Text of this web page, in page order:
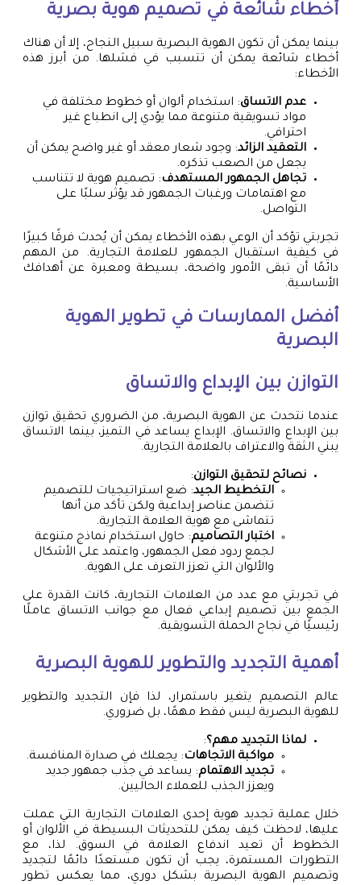
أخطاء شائعة في تصميم هوية بصرية
بينما يمكن أن تكون الهوية البصرية سبيل النجاح، إلا أن هناك
أخطاء شائعة يمكن أن تتسبب في فشلها. من أبرز هذه
الأخطاء:
عدم الاتساق: استخدام ألوان أو خطوط مختلفة في
مواد تسويقية متنوعة مما يؤدي إلى انطباع غير
احترافي.
التعقيد الزائد: وجود شعار معقد أو غير واضح يمكن أن
يجعل من الصعب تذكره.
تجاهل الجمهور المستهدف: تصميم هوية لا تتناسب
مع اهتمامات ورغبات الجمهور قد يؤثر سلبًا على
التواصل.
تجربتي تؤكد أن الوعي بهذه الأخطاء يمكن أن يُحدث فرقًا كبيرًا
في كيفية استقبال الجمهور للعلامة التجارية. من المهم
دائمًا أن تبقى الأمور واضحة، بسيطة ومعبرة عن أهدافك
الأساسية.
أفضل الممارسات في تطوير الهوية
البصرية
التوازن بين الإبداع والاتساق
عندما نتحدث عن الهوية البصرية، من الضروري تحقيق توازن
بين الإبداع والاتساق. الإبداع يساعد في التميز، بينما الاتساق
يبني الثقة والاعتراف بالعلامة التجارية.
نصائح لتحقيق التوازن:
التخطيط الجيد: ضع استراتيجيات للتصميم
تتضمن عناصر إبداعية ولكن تأكد من أنها
تتماشى مع هوية العلامة التجارية.
اختبار التصاميم: حاول استخدام نماذج متنوعة
لجمع ردود فعل الجمهور، واعتمد على الأشكال
والألوان التي تعزز التعرف على الهوية.
في تجربتي مع عدد من العلامات التجارية، كانت القدرة على
الجمع بين تصميم إبداعي فعال مع جوانب الاتساق عاملًا
رئيسيًا في نجاح الحملة التسويقية.
أهمية التجديد والتطوير للهوية البصرية
عالم التصميم يتغير باستمرار، لذا فإن التجديد والتطوير
للهوية البصرية ليس فقط مهمًا، بل ضروري.
لماذا التجديد مهم؟:
مواكبة الاتجاهات: يجعلك في صدارة المنافسة.
تجديد الاهتمام: يساعد في جذب جمهور جديد
ويعزز الجذب للعملاء الحاليين.
خلال عملية تجديد هوية إحدى العلامات التجارية التي عملت
عليها، لاحظت كيف يمكن للتحديثات البسيطة في الألوان أو
الخطوط أن تعيد اندفاع العلامة في السوق. لذا، مع
التطورات المستمرة، يجب أن تكون مستعدًا دائمًا لتجديد
وتصميم الهوية البصرية بشكل دوري، مما يعكس تطور